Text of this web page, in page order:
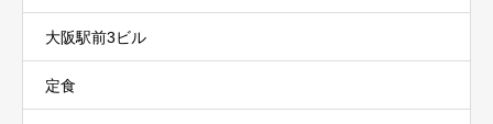
大阪駅前3ビル
定食